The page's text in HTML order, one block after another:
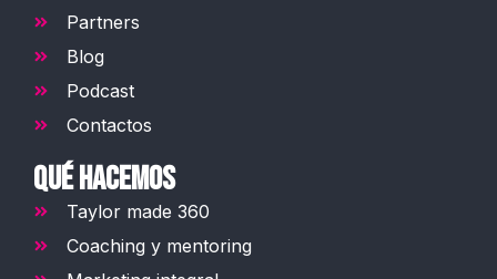
Partners
Blog
Podcast
Contactos
QUÉ HACEMOS
Taylor made 360
Coaching y mentoring